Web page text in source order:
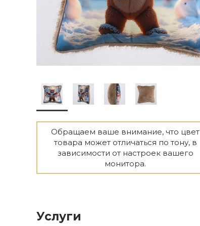
Обращаем ваше внимание, что цвет
товара может отличаться по тону, в
зависимости от настроек вашего
монитора.
Услуги